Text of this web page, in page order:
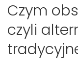
Czym
czyli